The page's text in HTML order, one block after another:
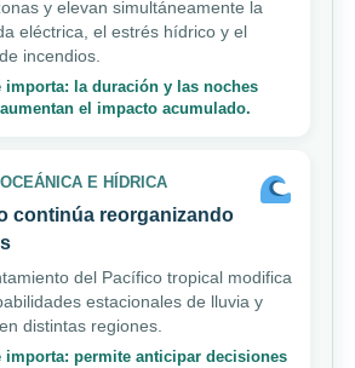
y elevan simultáneamente la
eléctrica, el estrés hídrico y el
incendios.
importa: la duración y las noches
el impacto acumulado.
E HÍDRICA
continúa reorganizando
del Pacífico tropical modifica
estacionales de lluvia y
distintas regiones.
importa: permite anticipar decisiones